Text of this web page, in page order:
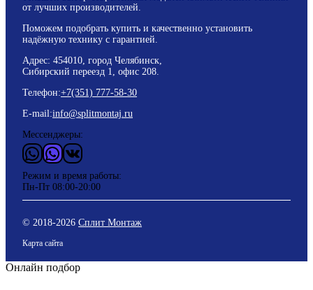
от лучших производителей.
Поможем подобрать купить и качественно установить
надёжную технику с гарантией.
Адрес: 454010, город Челябинск,
Сибирский переезд 1, офис 208.
Телефон:+7(351) 777-58-30
E-mail:info@splitmontaj.ru
Мессенджеры:
WhatsApp
ViderВКонтакте
Режим и время работы:
Пн-Пт 08:00-20:00
© 2018-2026 Сплит Монтаж
Карта сайта
Онлайн подбор